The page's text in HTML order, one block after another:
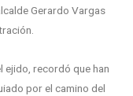
Gerardo Vargas
recordó que han
por el camino del